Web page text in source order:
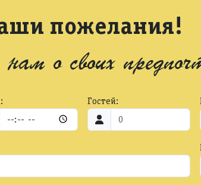
пожелания!
о своих
Гостей: